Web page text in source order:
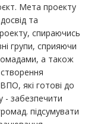
Мета проекту
та
спираючись
групи, сприяючи
а також
ВПО, які готові до
- забезпечити
підсумувати